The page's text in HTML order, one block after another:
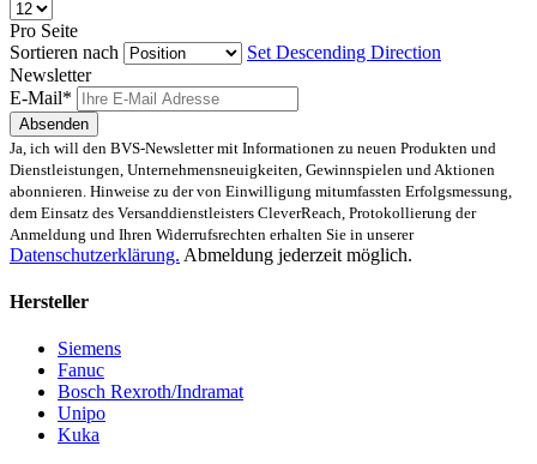
Pro Seite
Sortieren nach
Set Descending Direction
Newsletter
E-Mail*
Absenden
Ja, ich will den BVS-Newsletter mit Informationen zu neuen Produkten und
Dienstleistungen, Unternehmensneuigkeiten, Gewinnspielen und Aktionen
abonnieren. Hinweise zu der von Einwilligung mitumfassten Erfolgsmessung,
dem Einsatz des Versanddienstleisters CleverReach, Protokollierung der
Anmeldung und Ihren Widerrufsrechten erhalten Sie in unserer
Datenschutzerklärung. Abmeldung jederzeit möglich.
Hersteller
Siemens
Fanuc
Bosch Rexroth/Indramat
Unipo
Kuka